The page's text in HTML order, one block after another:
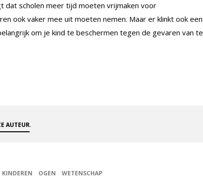
dat scholen meer tijd moeten vrijmaken voor
ook vaker mee uit moeten nemen. Maar er klinkt ook een
om je kind te beschermen tegen de gevaren van te
AUTEUR.
KINDEREN OGEN WETENSCHAP